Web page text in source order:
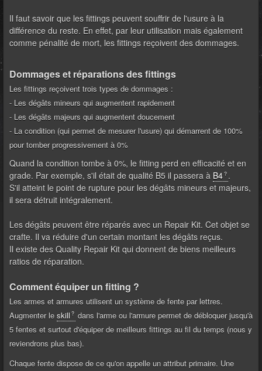
Il faut savoir que les fittings peuvent souffrir de l'usure à la
différence du reste. En effet, par leur utilisation mais également
comme pénalité de mort, les fittings reçoivent des dommages.
Dommages et réparations des fittings
Les fittings reçoivent trois types de dommages :
- Les dégâts mineurs qui augmentent rapidement
- Les dégâts majeurs qui augmentent doucement
- La condition (qui permet de mesurer l'usure) qui démarrent de 100%
pour tomber progressivement à 0%
Quand la condition tombe à 0%, le fitting perd en efficacité et en
grade. Par exemple, s'il était de qualité B5 il passera à B4 .
S'il atteint le point de rupture pour les dégâts mineurs et majeurs,
il sera détruit intégralement.
Les dégâts peuvent être réparés avec un Repair Kit. Cet objet se
crafte. Il va réduire d'un certain montant les dégâts reçus.
Il existe des Quality Repair Kit qui donnent de biens meilleurs
ratios de réparation.
Comment équiper un fitting ?
Les armes et armures utilisent un système de fente par lettres.
Augmenter le skill
dans l'arme ou l'armure permet de débloquer jusqu'à
5 fentes et surtout d'équiper de meilleurs fittings au fil du temps (nous y
reviendrons plus bas).
Chaque fente dispose de ce qu'on appelle un attribut primaire. Une